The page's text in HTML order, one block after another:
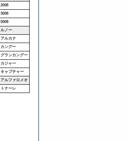
2008
3008
5008
ルノー
アルカナ
カングー
グランカングー
カジャー
キャプチャー
アルファロメオ
トナーレ